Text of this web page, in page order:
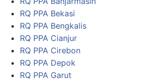
RQ PPA Bekasi
RQ PPA Bengkalis
RQ PPA Cianjur
RQ PPA Cirebon
RQ PPA Depok
RQ PPA Garut